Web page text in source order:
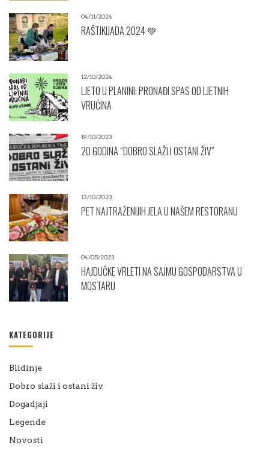
04/11/2024
RAŠTIKIJADA 2024 💚
12/10/2024
LJETO U PLANINI: PRONAĐI SPAS OD LJETNIH
VRUĆINA
19/10/2023
20 GODINA “DOBRO SLAŽI I OSTANI ŽIV”
13/10/2023
PET NAJTRAŽENIJIH JELA U NAŠEM RESTORANU
04/05/2023
HAJDUČKE VRLETI NA SAJMU GOSPODARSTVA U
MOSTARU
KATEGORIJE
Blidinje
Dobro slaži i ostani živ
Dogadjaji
Legende
Novosti